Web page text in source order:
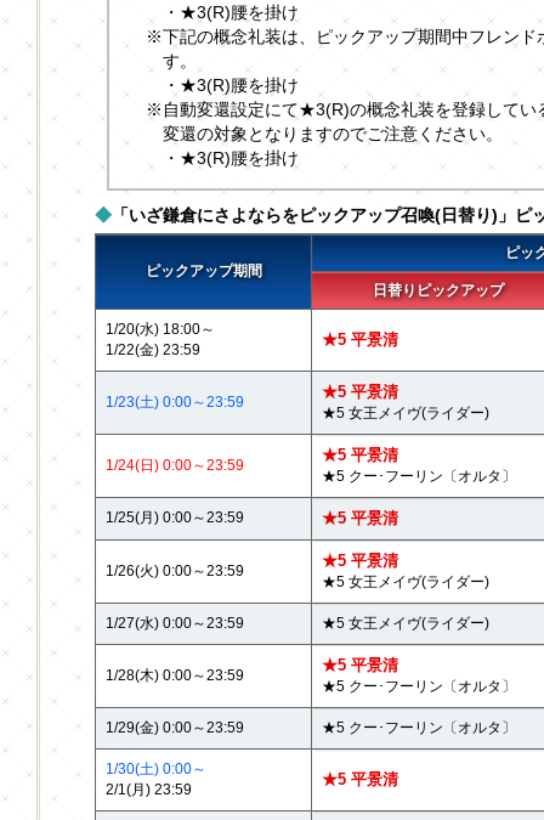
・★3(R)腰を掛け
※下記の概念礼装は、ピックアップ期間中フレンド
す。
・★3(R)腰を掛け
※自動変還設定にて★3(R)の概念礼装を登録してい
変還の対象となりますのでご注意ください。
・★3(R)腰を掛け
◆ 「いざ鎌倉にさよならをピックアップ召喚(日替り)」ピ
ピックアップ期間
ピッ
日替りピックアップ
1/20(水) 18:00～
1/22(金) 23:59
★5 平景清
1/23(土) 0:00～23:59
★5 平景清
★5 女王メイヴ(ライダー)
1/24(日) 0:00～23:59
★5 平景清
★5 クー･フーリン〔オルタ〕
1/25(月) 0:00～23:59 ★5 平景清
1/26(火) 0:00～23:59
★5 平景清
★5 女王メイヴ(ライダー)
1/27(水) 0:00～23:59 ★5 女王メイヴ(ライダー)
1/28(木) 0:00～23:59
★5 平景清
★5 クー･フーリン〔オルタ〕
1/29(金) 0:00～23:59 ★5 クー･フーリン〔オルタ〕
1/30(土) 0:00～
2/1(月) 23:59
★5 平景清